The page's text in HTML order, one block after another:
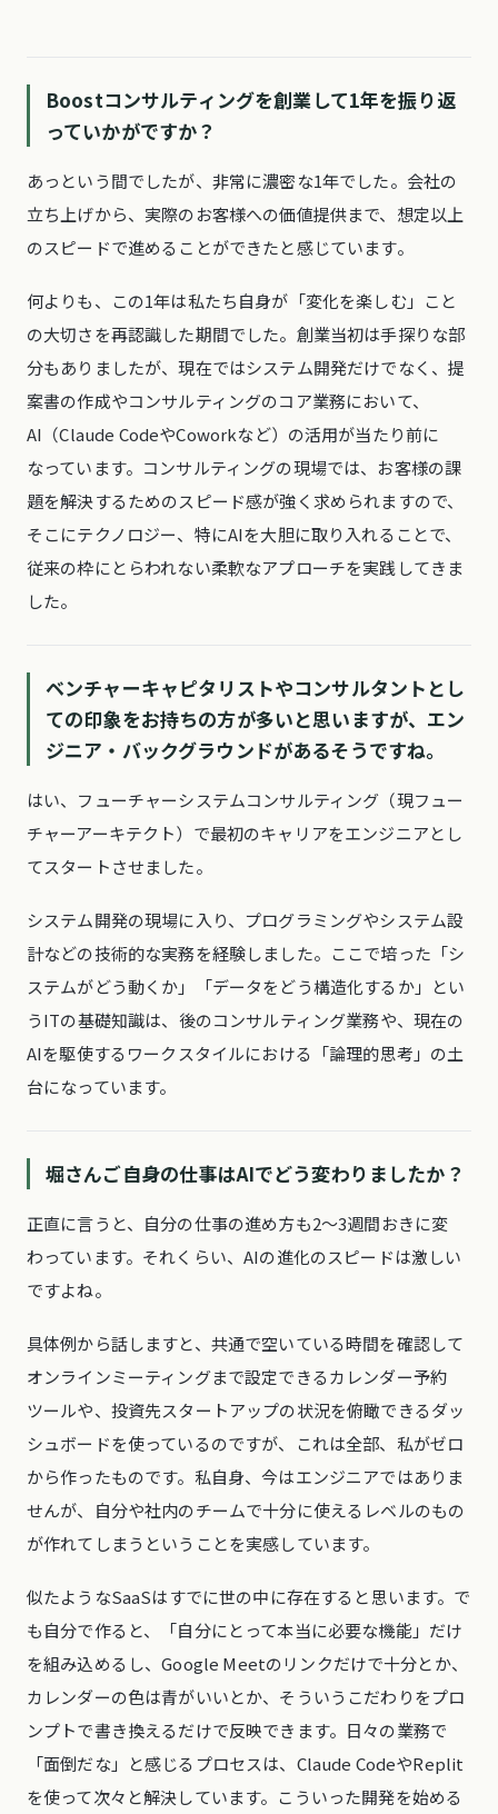
Boostコンサルティングを創業して1年を振り返
っていかがですか？
あっという間でしたが、非常に濃密な1年でした。会社の
立ち上げから、実際のお客様への価値提供まで、想定以上
のスピードで進めることができたと感じています。
何よりも、この1年は私たち自身が「変化を楽しむ」こと
の大切さを再認識した期間でした。創業当初は手探りな部
分もありましたが、現在ではシステム開発だけでなく、提
案書の作成やコンサルティングのコア業務において、
AI（Claude CodeやCoworkなど）の活用が当たり前に
なっています。コンサルティングの現場では、お客様の課
題を解決するためのスピード感が強く求められますので、
そこにテクノロジー、特にAIを大胆に取り入れることで、
従来の枠にとらわれない柔軟なアプローチを実践してきま
した。
ベンチャーキャピタリストやコンサルタントとし
ての印象をお持ちの方が多いと思いますが、エン
ジニア・バックグラウンドがあるそうですね。
はい、フューチャーシステムコンサルティング（現フュー
チャーアーキテクト）で最初のキャリアをエンジニアとし
てスタートさせました。
システム開発の現場に入り、プログラミングやシステム設
計などの技術的な実務を経験しました。ここで培った「シ
ステムがどう動くか」「データをどう構造化するか」とい
うITの基礎知識は、後のコンサルティング業務や、現在の
AIを駆使するワークスタイルにおける「論理的思考」の土
台になっています。
堀さんご自身の仕事はAIでどう変わりましたか？
正直に言うと、自分の仕事の進め方も2〜3週間おきに変
わっています。それくらい、AIの進化のスピードは激しい
ですよね。
具体例から話しますと、共通で空いている時間を確認して
オンラインミーティングまで設定できるカレンダー予約
ツールや、投資先スタートアップの状況を俯瞰できるダッ
シュボードを使っているのですが、これは全部、私がゼロ
から作ったものです。私自身、今はエンジニアではありま
せんが、自分や社内のチームで十分に使えるレベルのもの
が作れてしまうということを実感しています。
似たようなSaaSはすでに世の中に存在すると思います。で
も自分で作ると、「自分にとって本当に必要な機能」だけ
を組み込めるし、Google Meetのリンクだけで十分とか、
カレンダーの色は青がいいとか、そういうこだわりをプロ
ンプトで書き換えるだけで反映できます。日々の業務で
「面倒だな」と感じるプロセスは、Claude CodeやReplit
を使って次々と解決しています。こういった開発を始める